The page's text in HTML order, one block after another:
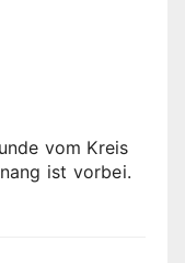
vom Kreis
ist vorbei.